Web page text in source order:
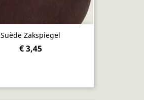
Suède Zakspiegel
€ 3,45